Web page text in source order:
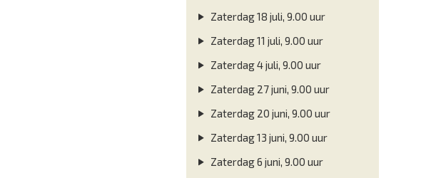
Zaterdag 18 juli, 9.00 uur
Zaterdag 11 juli, 9.00 uur
Zaterdag 4 juli, 9.00 uur
Zaterdag 27 juni, 9.00 uur
Zaterdag 20 juni, 9.00 uur
Zaterdag 13 juni, 9.00 uur
Zaterdag 6 juni, 9.00 uur